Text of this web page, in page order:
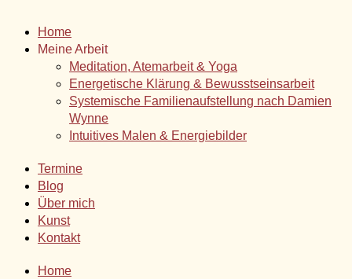
Home
Meine Arbeit
Meditation, Atemarbeit & Yoga
Energetische Klärung & Bewusstseinsarbeit
Systemische Familienaufstellung nach Damien
Wynne
Intuitives Malen & Energiebilder
Termine
Blog
Über mich
Kunst
Kontakt
Home